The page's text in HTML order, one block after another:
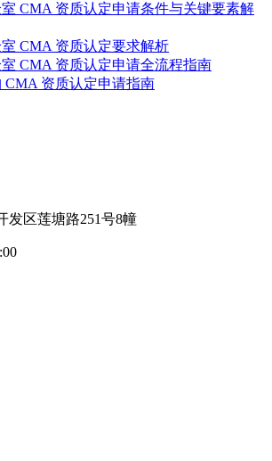
CMA 资质认定申请条件与关键要素解
CMA 资质认定要求解析
CMA 资质认定申请全流程指南
CMA 资质认定申请指南
发区莲塘路251号8幢